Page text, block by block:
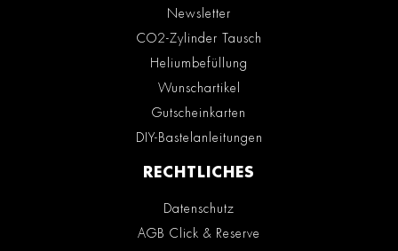
Newsletter
CO2-Zylinder Tausch
Heliumbefüllung
Wunschartikel
Gutscheinkarten
DIY-Bastelanleitungen
RECHTLICHES
Datenschutz
AGB Click & Reserve